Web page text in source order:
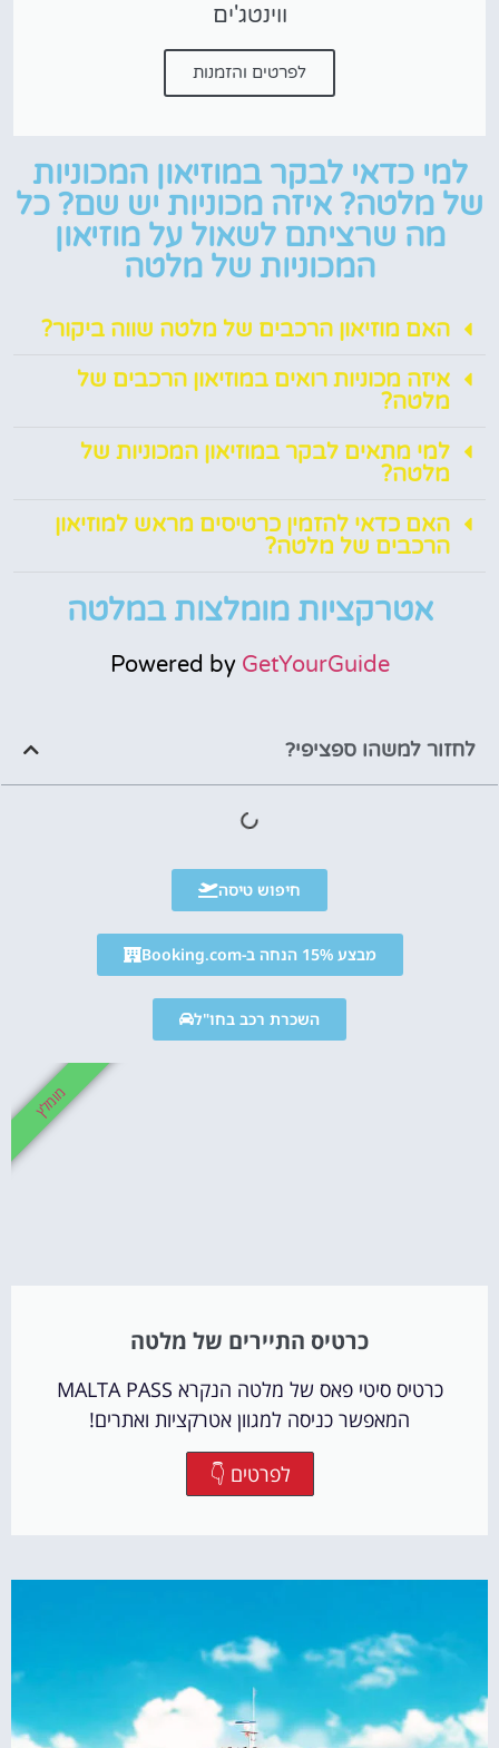
ווינטג'ים
לפרטים והזמנות
למי כדאי לבקר במוזיאון המכוניות
של מלטה? איזה מכוניות יש שם? כל
מה שרציתם לשאול על מוזיאון
המכוניות של מלטה
האם מוזיאון הרכבים של מלטה שווה ביקור?
איזה מכוניות רואים במוזיאון הרכבים של
מלטה?
למי מתאים לבקר במוזיאון המכוניות של
מלטה?
האם כדאי להזמין כרטיסים מראש למוזיאון
הרכבים של מלטה?
אטרקציות מומלצות במלטה
Powered by GetYourGuide
לחזור למשהו ספציפי?
חיפוש טיסה
מבצע 15% הנחה ב-Booking.com
השכרת רכב בחו"ל
כרטיס התיירים של מלטה
כרטיס סיטי פאס של מלטה הנקרא MALTA PASS
המאפשר כניסה למגוון אטרקציות ואתרים!
לפרטים 👇
מומלץ